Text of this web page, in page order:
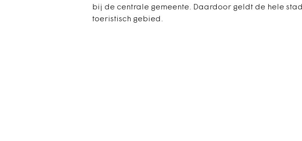
bij de centrale gemeente. Daardoor geldt de hele
toeristisch gebied.